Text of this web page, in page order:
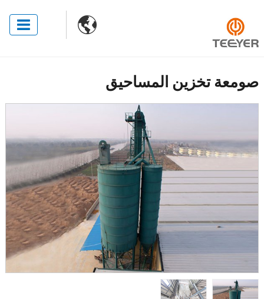

صومعة تخزين المساحيق